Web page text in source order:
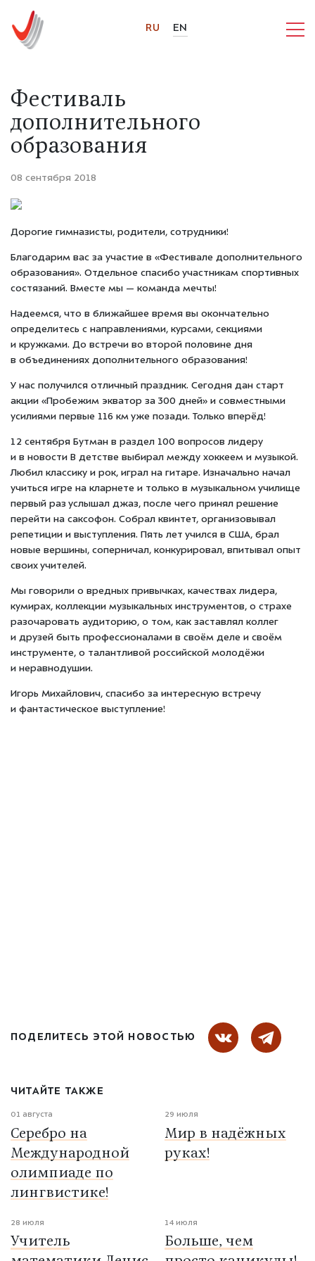
RU EN
Фестиваль
дополнительного
образования
08 сентября 2018
Дорогие гимназисты, родители, сотрудники!
Благодарим вас за участие в «Фестивале дополнительного
образования». Отдельное спасибо участникам спортивных
состязаний. Вместе мы — команда мечты!
Надеемся, что в ближайшее время вы окончательно
определитесь с направлениями, курсами, секциями
и кружками. До встречи во второй половине дня
в объединениях дополнительного образования!
У нас получился отличный праздник. Сегодня дан старт
акции «Пробежим экватор за 300 дней» и совместными
усилиями первые 116 км уже позади. Только вперёд!
12 сентября Бутман в раздел 100 вопросов лидеру
и в новости В детстве выбирал между хоккеем и музыкой.
Любил классику и рок, играл на гитаре. Изначально начал
учиться игре на кларнете и только в музыкальном училище
первый раз услышал джаз, после чего принял решение
перейти на саксофон. Собрал квинтет, организовывал
репетиции и выступления. Пять лет учился в США, брал
новые вершины, соперничал, конкурировал, впитывал опыт
своих учителей.
Мы говорили о вредных привычках, качествах лидера,
кумирах, коллекции музыкальных инструментов, о страхе
разочаровать аудиторию, о том, как заставлял коллег
и друзей быть профессионалами в своём деле и своём
инструменте, о талантливой российской молодёжи
и неравнодушии.
Игорь Михайлович, спасибо за интересную встречу
и фантастическое выступление!
ПОДЕЛИТЕСЬ ЭТОЙ НОВОСТЬЮ
ЧИТАЙТЕ ТАКЖЕ
01 августа
Серебро на
Международной
олимпиаде по
лингвистике!
29 июля
Мир в надёжных
руках!
28 июля
Учитель
14 июля
Больше, чем